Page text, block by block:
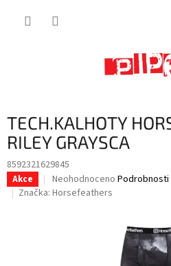
TECH.KALHOTY
RILEY GRAYSCA
8592321629845
Akce
Průměrné
hodnocení
Neohodnoceno
Značka: Horsefeathers